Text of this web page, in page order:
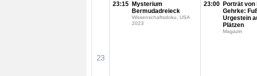
23
23:15 Mysterium
Bermudadreieck
Wissenschaftsdoku, USA
2023
23:00 Porträt von
Gehrke:
Urgestein
Plätzen
Magazin